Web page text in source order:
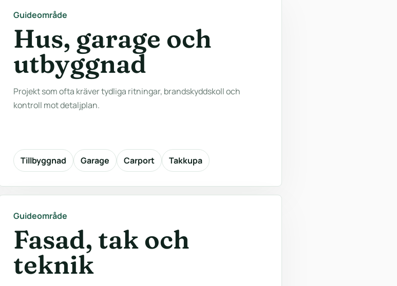
Guideområde
Hus, garage och
utbyggnad
Projekt som ofta kräver tydliga ritningar, brandskyddskoll och
kontroll mot detaljplan.
Tillbyggnad Garage Carport Takkupa
Guideområde
Fasad, tak och
teknik